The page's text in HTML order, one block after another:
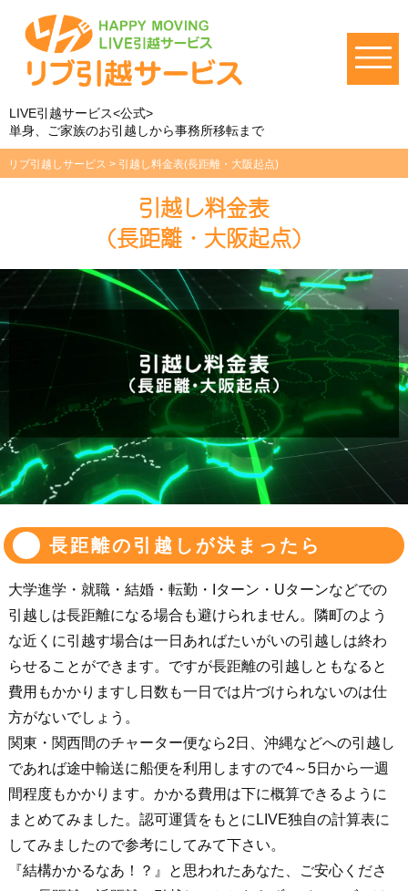
LIVE引越サービス<公式>
単身、ご家族のお引越しから事務所移転まで
リブ引越しサービス > 引越し料金表(長距離・大阪起点)
引越し料金表
(長距離・大阪起点)
長距離の引越しが決まったら
大学進学・就職・結婚・転勤・Iターン・Uターンなどでの
引越しは長距離になる場合も避けられません。隣町のよう
な近くに引越す場合は一日あればたいがいの引越しは終わ
らせることができます。ですが長距離の引越しともなると
費用もかかりますし日数も一日では片づけられないのは仕
方がないでしょう。
関東・関西間のチャーター便なら2日、沖縄などへの引越し
であれば途中輸送に船便を利用しますので4～5日から一週
間程度もかかります。かかる費用は下に概算できるように
まとめてみました。認可運賃をもとにLIVE独自の計算表に
してみましたので参考にしてみて下さい。
『結構かかるなあ！？』と思われたあなた、ご安心くださ